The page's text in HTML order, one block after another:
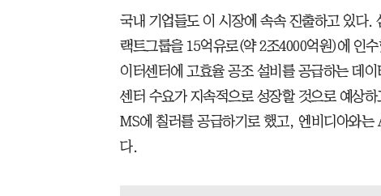
국내 기업들도 이 시장에 속속 진출하고 있다.
랙트그룹을 15억유로(약 2조4000억원)에 인
이터센터에 고효율 공조 설비를 공급하는 데
센터 수요가 지속적으로 성장할 것으로 예상
MS에 칠러를 공급하기로 했고, 엔비디아와는
다.